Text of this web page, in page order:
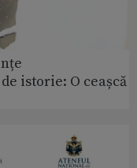
istorie: O ceașcă